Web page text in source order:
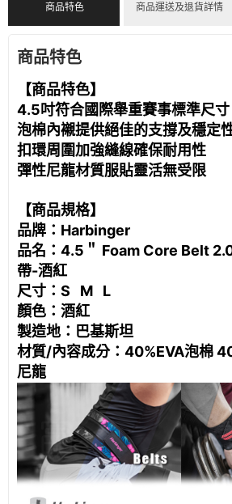
商品特色 商品運送及退貨詳情
商品特色
【商品特色】
4.5吋符合國際舉重賽事標準尺寸
泡棉內襯提供絕佳的支撐及穩定
扣環周圍加強縫線確保耐用性
彈性尼龍材質服貼靈活無受限
【商品規格】
品牌：Harbinger
品名：4.5＂ Foam Core Belt
帶-酒紅
尺寸：S M L
顏色：酒紅
製造地：巴基斯坦
材質/內容成分：40%EVA泡棉
尼龍